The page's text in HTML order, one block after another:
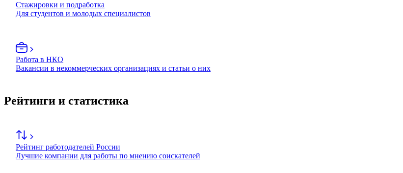
Стажировки и подработка
Для студентов и молодых специалистов
Работа в НКО
Вакансии в некоммерческих организациях и статьи о них
Рейтинги и статистика
Рейтинг работодателей России
Лучшие компании для работы по мнению соискателей